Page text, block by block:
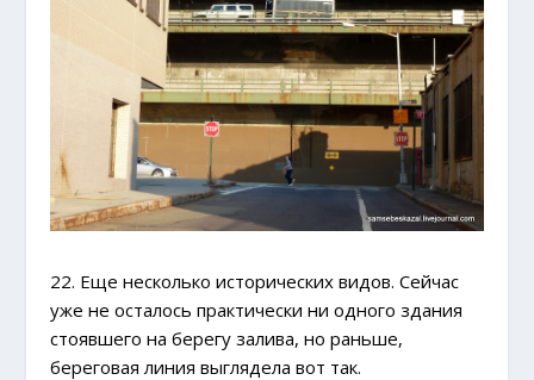
22. Еще несколько исторических видов. Сейчас
уже не осталось практически ни одного здания
стоявшего на берегу залива, но раньше,
береговая линия выглядела вот так.